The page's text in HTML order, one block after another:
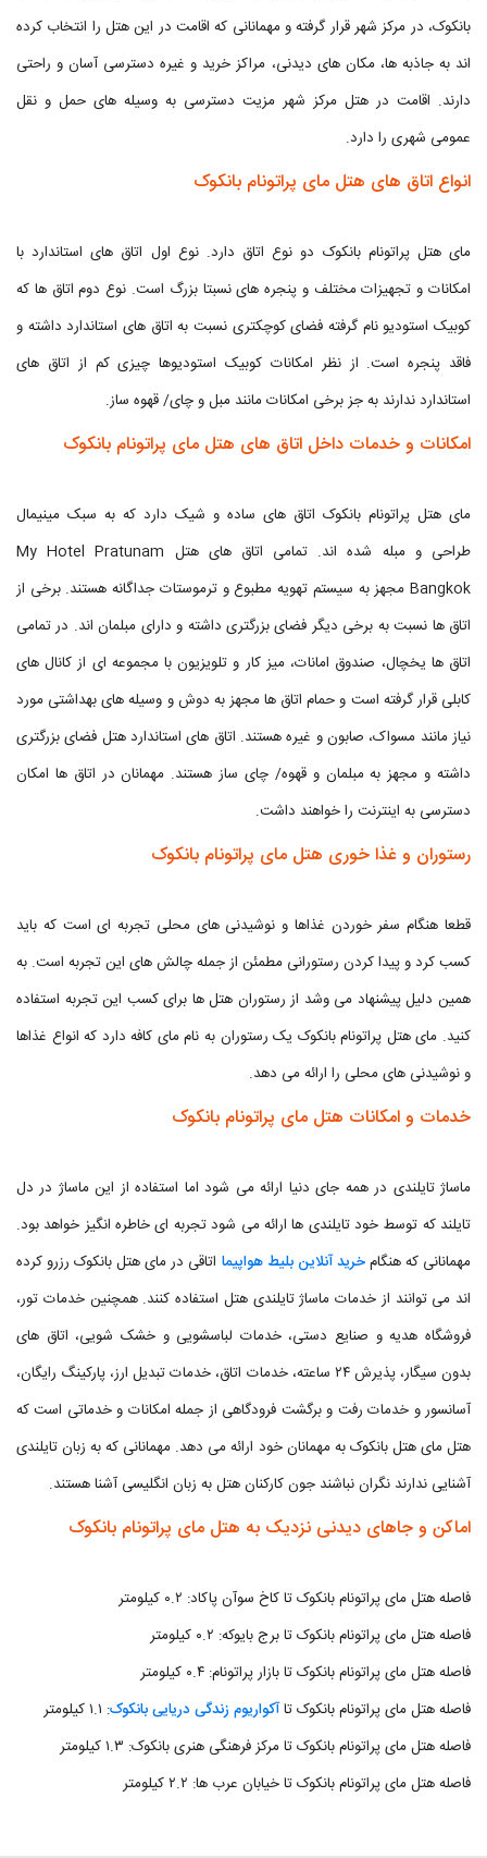
بانکوک، در مرکز شهر قرار گرفته و مهمانانی که اقامت در این هتل را انتخاب کرده
اند به جاذبه ها، مکان های دیدنی، مراکز خرید و غیره دسترسی آسان و راحتی
دارند. اقامت در هتل مرکز شهر مزیت دسترسی به وسیله های حمل و نقل
عمومی شهری را دارد.
انواع اتاق های هتل مای پراتونام بانکوک
مای هتل پراتونام بانکوک دو نوع اتاق دارد. نوع اول اتاق های استاندارد با
امکانات و تجهیزات مختلف و پنجره های نسبتا بزرگ است. نوع دوم اتاق ها که
کوبیک استودیو نام گرفته فضای کوچکتری نسبت به اتاق های استاندارد داشته و
فاقد پنجره است. از نظر امکانات کوبیک استودیوها چیزی کم از اتاق های
استاندارد ندارند به جز برخی امکانات مانند مبل و چای/ قهوه ساز.
امکانات و خدمات داخل اتاق های هتل مای پراتونام بانکوک
مای هتل پراتونام بانکوک اتاق های ساده و شیک دارد که به سبک مینیمال
طراحی و مبله شده اند. تمامی اتاق های هتل My Hotel Pratunam
Bangkok مجهز به سیستم تهویه مطبوع و ترموستات جداگانه هستند. برخی از
اتاق ها نسبت به برخی دیگر فضای بزرگتری داشته و دارای مبلمان اند.‌ در تمامی
اتاق ها یخچال، صندوق امانات، میز کار و تلویزیون با مجموعه ای از کانال های
کابلی قرار گرفته است و حمام اتاق ها مجهز به دوش و وسیله های بهداشتی مورد
نیاز مانند مسواک، صابون و غیره هستند. اتاق های استاندارد هتل فضای بزرگتری
داشته و مجهز به مبلمان و قهوه/ چای ساز هستند. مهمانان در اتاق ها امکان
دسترسی به اینترنت را خواهند داشت.
رستوران و غذا خوری هتل مای پراتونام بانکوک
قطعا هنگام سفر خوردن غذاها و نوشیدنی های محلی تجربه ای است که باید
کسب کرد و پیدا کردن رستورانی مطمئن از جمله چالش های این تجربه است. به
همین دلیل پیشنهاد می وشد از رستوران هتل ها برای کسب این تجربه استفاده
کنید. مای هتل پراتونام بانکوک یک رستوران به نام مای کافه دارد که انواع غذاها
و نوشیدنی های محلی را ارائه می دهد.
خدمات و امکانات هتل مای پراتونام بانکوک
ماساژ تایلندی در همه جای دنیا ارائه می شود اما استفاده از این ماساژ در دل
تایلند که توسط خود تایلندی ها ارائه می شود تجربه ای خاطره انگیز خواهد بود.
مهمانانی که هنگامخرید آنلاین بلیط هواپیما اتاقی در مای هتل بانکوک رزرو کرده
اند می توانند از خدمات ماساژ تایلندی هتل استفاده کنند. همچنین خدمات تور،
فروشگاه هدیه و صنایع دستی، خدمات لباسشویی و خشک شویی، اتاق های
بدون سیگار، پذیرش ۲۴ ساعته، خدمات اتاق، خدمات تبدیل ارز، پارکینگ رایگان،
آسانسور و خدمات رفت و برگشت فرودگاهی از جمله امکانات و خدماتی است که
هتل مای هتل بانکوک به مهمانان خود ارائه می دهد. مهمانانی که به زبان تایلندی
آشنایی ندارند نگران‌ نباشند جون کارکنان هتل به زبان انگلیسی آشنا هستند.
اماکن و جاهای دیدنی نزدیک به هتل مای پراتونام بانکوک
فاصله هتل مای پراتونام بانکوک تا کاخ سوآن پاکاد: ۰.۲ کیلومتر
فاصله هتل مای پراتونام بانکوک تا برج بایوکه: ۰.۲ کیلومتر
فاصله هتل مای پراتونام بانکوک تا بازار پراتونام: ۰.۴ کیلومتر
فاصله هتل مای پراتونام‌ بانکوک تاآکواریوم زندگی دریایی بانکوک: ۱.۱ کیلومتر
فاصله هتل مای پراتونام بانکوک تا مرکز فرهنگی هنری بانکوک: ۱.۳ کیلومتر
فاصله هتل مای پراتونام بانکوک تا خیابان عرب ها: ۲.۲ کیلومتر